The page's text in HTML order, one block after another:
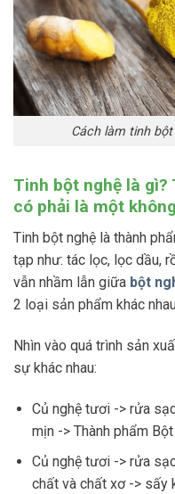
Cách làm tinh
Tinh bột nghệ là gì?
có phải là một
Tinh bột nghệ là thành
tạp như: tác lọc, lọc dầu,
vẫn nhầm lẫn giữa bột
2 loại sản phẩm khác
Nhìn vào quá trình sản
sự khác nhau:
Củ nghệ tươi -> rửa
mịn -> Thành phẩm
Củ nghệ tươi -> rửa
chất và chất xơ -> sấy